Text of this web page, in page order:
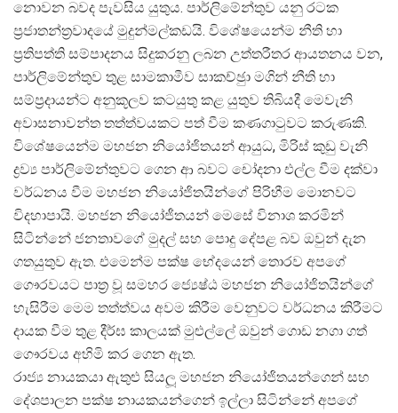
නොවන බවද පැවසිය යුතුය. පාර්ලිමේන්තුව යනු රටක
ප‍්‍රජාතන්ත‍්‍රවාදයේ මුදුන්මල්කඩයි. විශේෂයෙන්ම නීති හා
ප‍්‍රතිපත්ති සම්පාදනය සිදුකරනු ලබන උත්තරීතර ආයතනය වන,
පාර්ලිමේන්තුව තුළ සාමකාමීව සාකච්ඡුා මගින් නීති හා
සම්ප‍්‍රදායන්ට අනුකූලව කටයුතු කළ යුතුව තිබියදී මෙවැනි
අවාසනාවන්ත තත්ත්වයකට පත් වීම කණගාටුවට කරුණකි.
විශේෂයෙන්ම මහජන නියෝජිතයන් ආයුධ, මිරිස් කුඩු වැනි
ද්‍රව්‍ය පාර්ලිමේන්තුවට ගෙන ආ බවට චෝදනා එල්ල වීම දක්වා
වර්ධනය වීම මහජන නියෝජිතයින්ගේ පිරිහීම මොනවට
විදහාපායි. මහජන නියෝජීතයන් මෙසේ විනාශ කරමින්
සිටින්නේ ජනතාවගේ මුදල් සහ පොදු දේපළ බව ඔවුන් දැන
ගතයුතුව ඇත. එමෙන්ම පක්ෂ භේදයෙන් තොරව අපගේ
ගෞරවයට පාත‍්‍ර වූ සමහර ජ්‍යෙෂ්ඨ මහජන නියෝජිතයින්ගේ
හැසිරීම මෙම තත්ත්වය අවම කිරීම වෙනුවට වර්ධනය කිරීමට
දායක වීම තුළ දීර්ඝ කාලයක් මුළුල්ලේ ඔවුන් ගොඩ නගා ගත්
ගෞරවය අහිමි කර ගෙන ඇත.
රාජ්‍ය නායකයා ඇතුළු සියලූ මහජන නියෝජිතයන්ගෙන් සහ
දේශපාලන පක්ෂ නායකයන්ගෙන් ඉල්ලා සිටින්නේ අපගේ